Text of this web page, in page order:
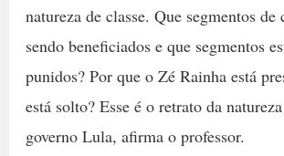
natureza de classe. Que segmentos de
sendo beneficiados e que segmentos
punidos? Por que o Zé Rainha está
está solto? Esse é o retrato da
governo Lula, afirma o professor.